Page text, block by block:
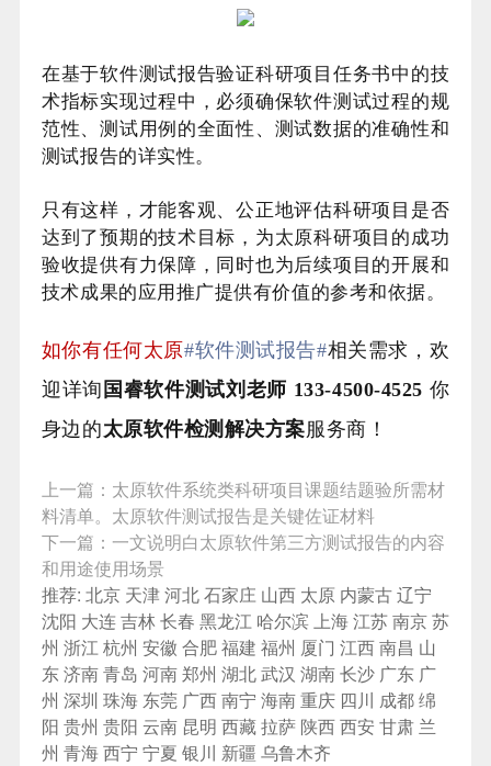
在基于软件测试报告验证科研项目任务书中的技
术指标实现过程中，必须确保软件测试过程的规
范性、测试用例的全面性、测试数据的准确性和
测试报告的详实性。
只有这样，才能客观、公正地评估科研项目是否
达到了预期的技术目标，为太原科研项目的成功
验收提供有力保障，同时也为后续项目的开展和
技术成果的应用推广提供有价值的参考和依据。
如你有任何太原#软件测试报告#相关需求，欢
迎详询 国睿软件测试刘老师 133-4500-4525 你
身边的太原软件检测解决方案服务商！
上一篇： 太原软件系统类科研项目课题结题验所需材
料清单。太原软件测试报告是关键佐证材料
下一篇： 一文说明白太原软件第三方测试报告的内容
和用途使用场景
推荐: 北京 天津河北石家庄 山西 太原 内蒙古辽宁
沈阳 大连吉林长春 黑龙江 哈尔滨上海江苏南京苏
州 浙江杭州 安徽 合肥福建 福州 厦门 江西南昌 山
东济南青岛 河南郑州 湖北武汉 湖南长沙 广东 广
州 深圳 珠海 东莞 广西南宁 海南重庆 四川 成都绵
阳 贵州 贵阳 云南 昆明 西藏拉萨 陕西西安 甘肃 兰
州 青海西宁 宁夏 银川 新疆 乌鲁木齐